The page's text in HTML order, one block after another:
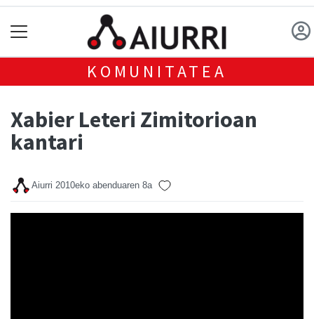
KOMUNITATEA
Xabier Leteri Zimitorioan
kantari
Aiurri 2010eko abenduaren 8a